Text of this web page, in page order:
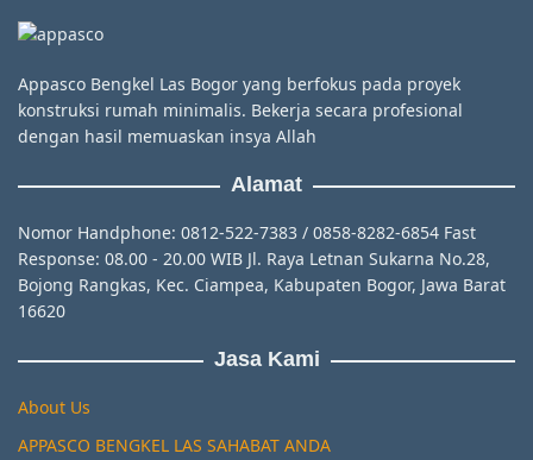
Appasco Bengkel Las Bogor yang berfokus pada proyek
konstruksi rumah minimalis. Bekerja secara profesional
dengan hasil memuaskan insya Allah
Alamat
Nomor Handphone: 0812-522-7383 / 0858-8282-6854 Fast
Response: 08.00 - 20.00 WIB Jl. Raya Letnan Sukarna No.28,
Bojong Rangkas, Kec. Ciampea, Kabupaten Bogor, Jawa Barat
16620
Jasa Kami
About Us
APPASCO BENGKEL LAS SAHABAT ANDA